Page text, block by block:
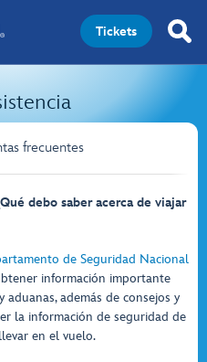
Tickets
frecuentes
debo saber acerca de viajar
de Seguridad Nacional
información importante
además de consejos y
la información de seguridad de
en el vuelo.